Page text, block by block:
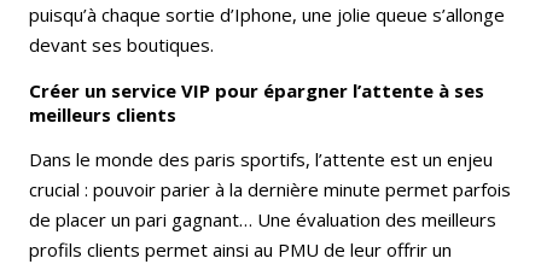
puisqu’à chaque sortie d’Iphone, une jolie queue s’allonge
devant ses boutiques.
Créer un service VIP pour épargner l’attente à ses
meilleurs clients
Dans le monde des paris sportifs, l’attente est un enjeu
crucial : pouvoir parier à la dernière minute permet parfois
de placer un pari gagnant… Une évaluation des meilleurs
profils clients permet ainsi au PMU de leur offrir un